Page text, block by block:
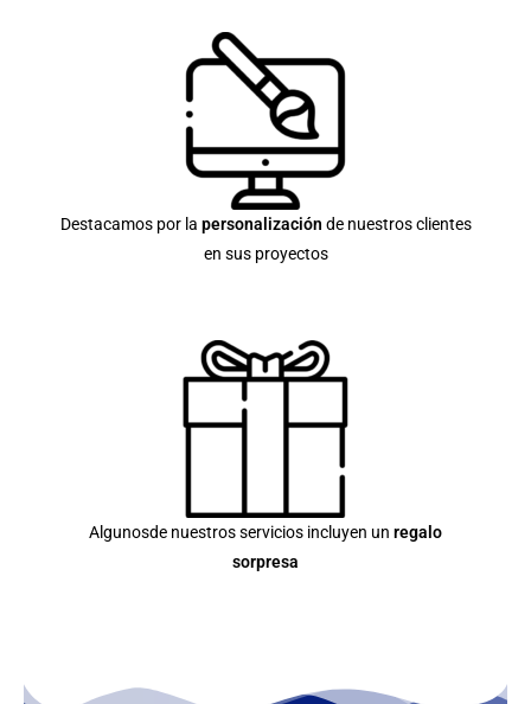
Destacamos por la personalización de nuestros clientes
en sus proyectos
Algunosde nuestros servicios incluyen un regalo
sorpresa